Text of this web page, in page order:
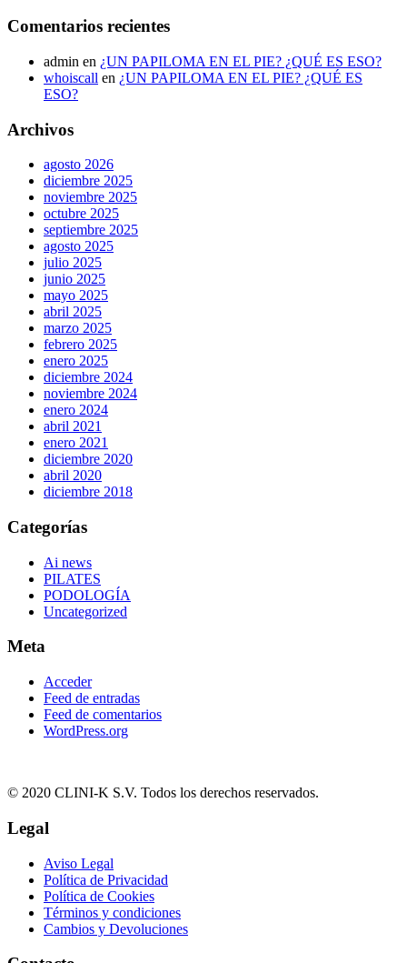
Comentarios recientes
admin en ¿UN PAPILOMA EN EL PIE? ¿QUÉ ES ESO?
whoiscall en ¿UN PAPILOMA EN EL PIE? ¿QUÉ ES
ESO?
Archivos
agosto 2026
diciembre 2025
noviembre 2025
octubre 2025
septiembre 2025
agosto 2025
julio 2025
junio 2025
mayo 2025
abril 2025
marzo 2025
febrero 2025
enero 2025
diciembre 2024
noviembre 2024
enero 2024
abril 2021
enero 2021
diciembre 2020
abril 2020
diciembre 2018
Categorías
Ai news
PILATES
PODOLOGÍA
Uncategorized
Meta
Acceder
Feed de entradas
Feed de comentarios
WordPress.org
© 2020 CLINI-K S.V. Todos los derechos reservados.
Legal
Aviso Legal
Política de Privacidad
Política de Cookies
Términos y condiciones
Cambios y Devoluciones